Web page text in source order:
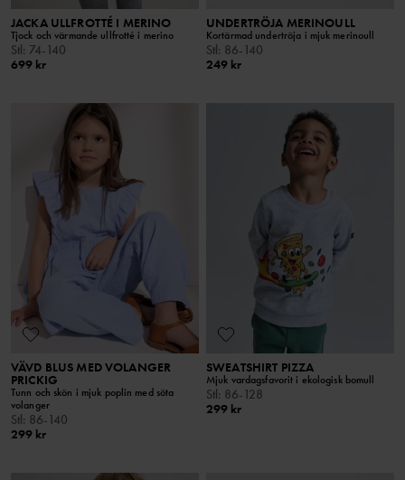
JACKA ULLFROTTÉ I MERINO
Tjock och värmande ullfrotté i merino
Stl: 74-140
699 kr
UNDERTRÖJA MERINOULL
Kortärmad undertröja i mjuk merinoull
Stl: 86-140
249 kr
VÄVD BLUS MED VOLANGER
PRICKIG
Tunn och skön i mjuk poplin med söta
volanger
Stl: 86-140
299 kr
SWEATSHIRT PIZZA
Mjuk vardagsfavorit i ekologisk bomull
Stl: 86-128
299 kr